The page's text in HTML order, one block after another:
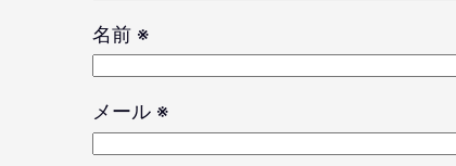
名前 ※
メール ※